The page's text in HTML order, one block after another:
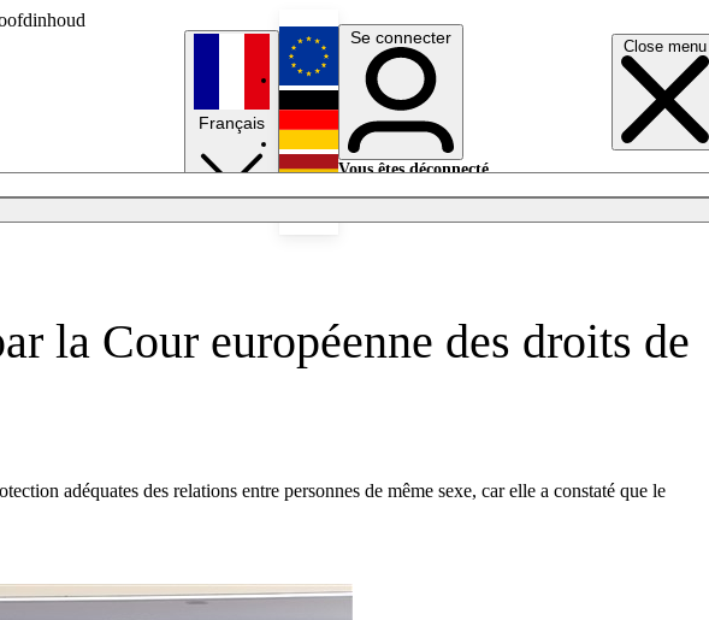
Close menu
Français
English
Deutsch
Se connecter
Vous êtes déconnecté.
la Cour européenne des droits de
adéquates des relations entre personnes de même sexe, car elle a constaté que le